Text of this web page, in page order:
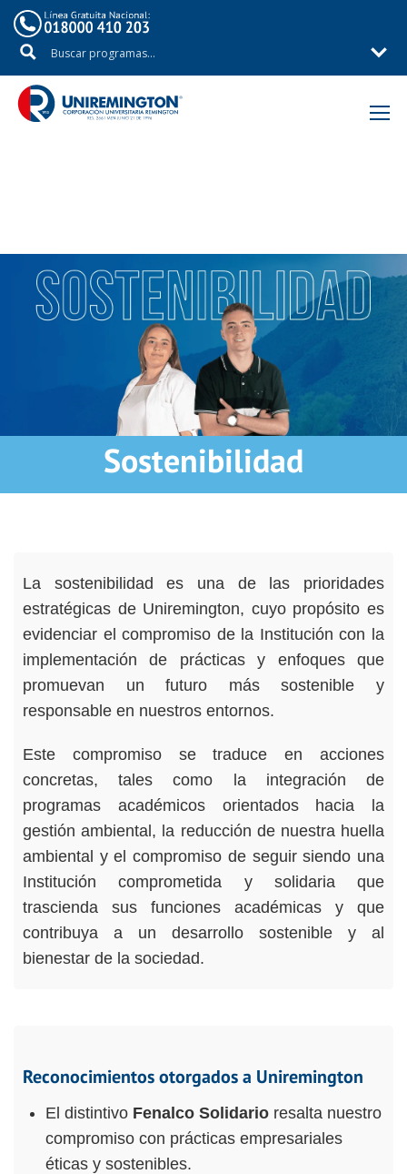
Inicio
Sostenibilidad
La sostenibilidad es una de las prioridades
estratégicas de Uniremington, cuyo propósito es
evidenciar el compromiso de la Institución con la
implementación de prácticas y enfoques que
promuevan un futuro más sostenible y
responsable en nuestros entornos.
Este compromiso se traduce en acciones
concretas, tales como la integración de
programas académicos orientados hacia la
gestión ambiental, la reducción de nuestra huella
ambiental y el compromiso de seguir siendo una
Institución comprometida y solidaria que
trascienda sus funciones académicas y que
contribuya a un desarrollo sostenible y al
bienestar de la sociedad.
Reconocimientos otorgados a Uniremington
El distintivo Fenalco Solidario resalta nuestro
compromiso con prácticas empresariales
éticas y sostenibles.